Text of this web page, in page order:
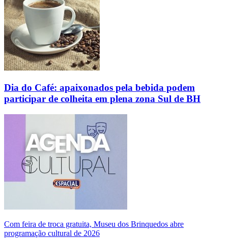
Dia do Café: apaixonados pela bebida podem
participar de colheita em plena zona Sul de BH
Com feira de troca gratuita, Museu dos Brinquedos abre
programação cultural de 2026